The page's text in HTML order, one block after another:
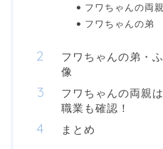
フワちゃんの両親
フワちゃんの弟
フワちゃんの弟・
像
フワちゃんの両親
職業も確認！
まとめ